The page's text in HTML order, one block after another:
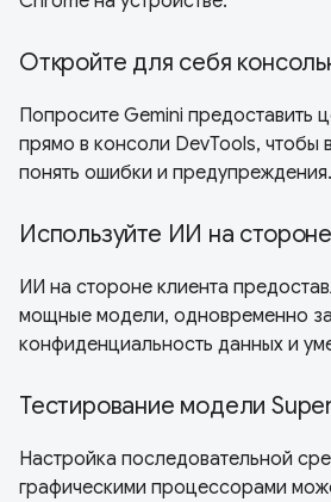
Откройте для себя
Попросите Gemini
прямо в консоли DevTools, чтобы
понять ошибки и предупреждения.
Используйте ИИ на
ИИ на стороне клиента
мощные модели, одновременно
конфиденциальность данных и
Тестирование модели
Настройка последовательной
графическими процессорами